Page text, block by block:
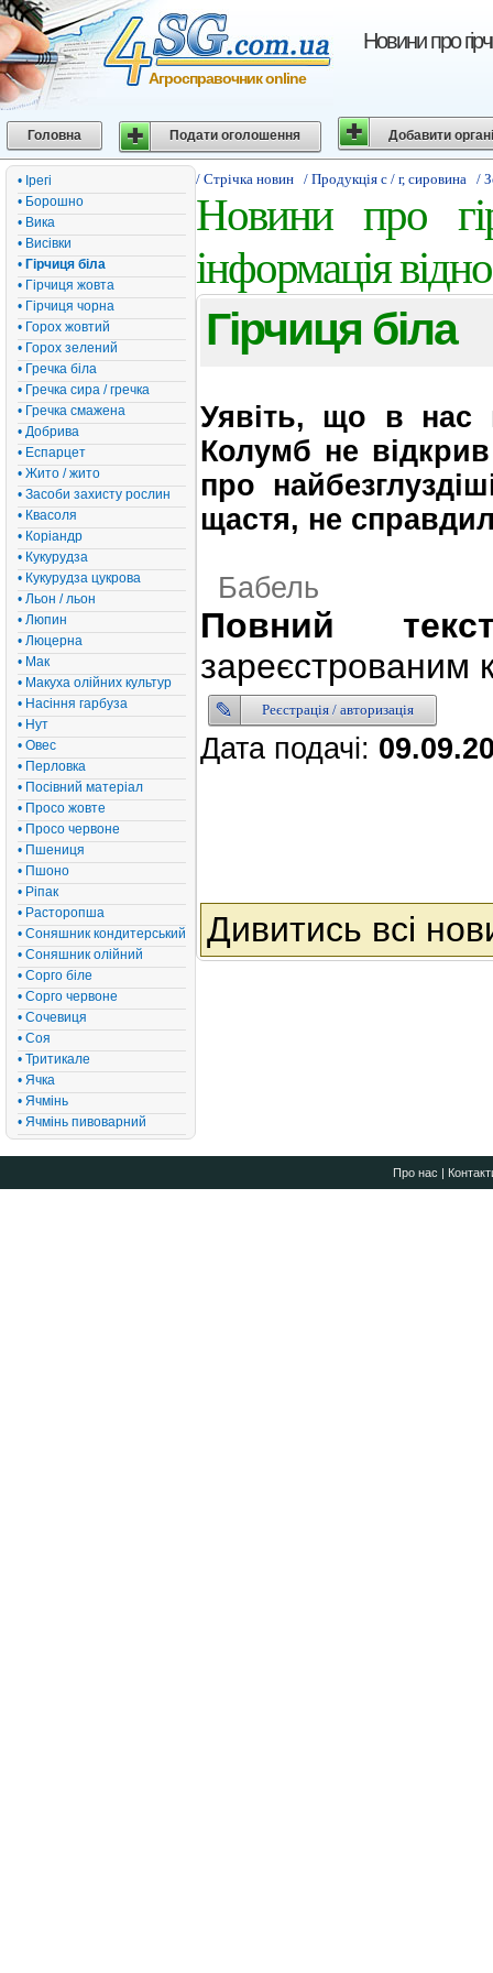
Новини про
Агросправочник online
Головна Подати оголошення Добавити
• Ірегі
• Борошно
• Вика
• Висівки
• Гірчиця біла
• Гірчиця жовта
• Гірчиця чорна
• Горох жовтий
• Горох зелений
• Гречка біла
• Гречка сира / гречка
• Гречка смажена
• Добрива
• Еспарцет
• Жито / жито
• Засоби захисту рослин
• Квасоля
• Коріандр
• Кукурудза
• Кукурудза цукрова
• Льон / льон
• Люпин
• Люцерна
• Мак
• Макуха олійних культур
• Насіння гарбуза
• Нут
• Овес
• Перловка
• Посівний матеріал
• Просо жовте
• Просо червоне
• Пшениця
• Пшоно
• Ріпак
• Расторопша
• Соняшник кондитерський
• Соняшник олійний
• Сорго біле
• Сорго червоне
• Сочевиця
• Соя
• Тритикале
• Ячка
• Ячмінь
• Ячмінь пивоварний
/ Стрічка новин / Продукція с / г, сировина /
Новини про
інформація
Гірчиця біла
Уявіть, що в нас
Колумб не
про
щастя, не
Бабель
Повний
зареєстрованим
Реєстрація / авторизація
Дата подачі:
Дивитись всі
Про нас |